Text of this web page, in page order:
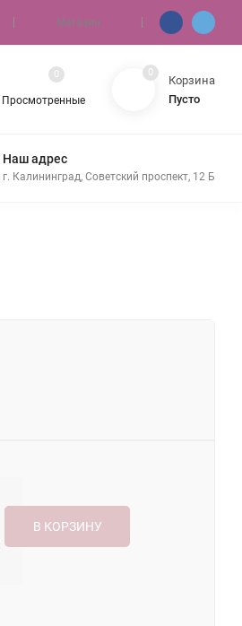
Магазин
Просмотренные
0 0
Корзина
Пусто
Наш адрес
г. Калининград, Советский проспект, 12 Б
В КОРЗИНУ